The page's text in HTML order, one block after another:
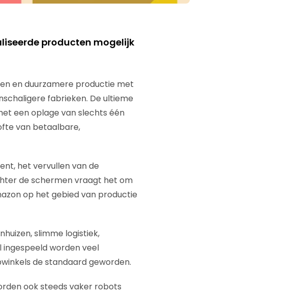
producten mogelijk
en duurzamere productie met
fabrieken. De ultieme
een oplage van slechts één
van betaalbare,
het vervullen van de
de schermen vraagt het om
op het gebied van productie
slimme logistiek,
ingespeeld worden veel
de standaard geworden.
ook steeds vaker robots